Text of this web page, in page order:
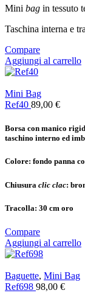
Mini bag in tessuto
Taschina interna e
Compare
Aggiungi al carrello
Mini Bag
Ref40 89,00 €
Borsa con manico
taschino interno ed
Colore: fondo panna
Chiusura clic clac:
Tracolla: 30 cm oro
Compare
Aggiungi al carrello
Baguette, Mini Bag
Ref698 98,00 €